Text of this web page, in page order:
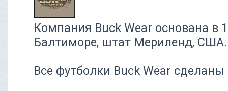
Компания Buck Wear основана в
Балтиморе, штат Мериленд, США.
Все футболки Buck Wear сделаны